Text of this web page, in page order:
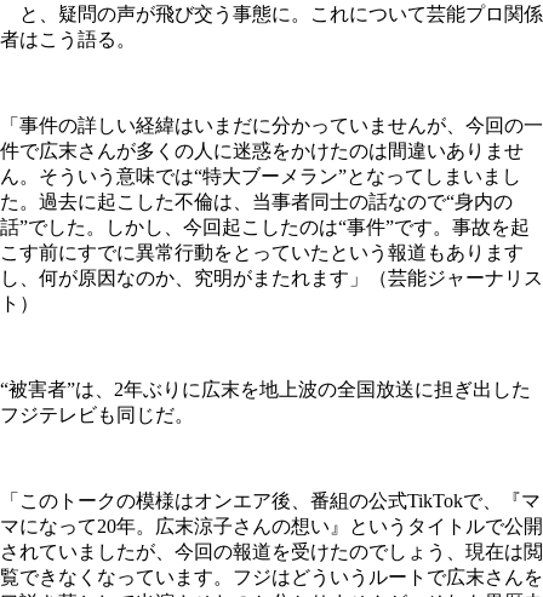
と、疑問の声が飛び交う事態に。これについて芸能プロ関係
者はこう語る。
「事件の詳しい経緯はいまだに分かっていませんが、今回の一
件で広末さんが多くの人に迷惑をかけたのは間違いありませ
ん。そういう意味では“特大ブーメラン”となってしまいまし
た。過去に起こした不倫は、当事者同士の話なので“身内の
話”でした。しかし、今回起こしたのは“事件”です。事故を起
こす前にすでに異常行動をとっていたという報道もあります
し、何が原因なのか、究明がまたれます」（芸能ジャーナリス
ト）
“被害者”は、2年ぶりに広末を地上波の全国放送に担ぎ出した
フジテレビも同じだ。
「このトークの模様はオンエア後、番組の公式TikTokで、『マ
マになって20年。広末涼子さんの想い』というタイトルで公開
されていましたが、今回の報道を受けたのでしょう、現在は閲
覧できなくなっています。フジはどういうルートで広末さんを